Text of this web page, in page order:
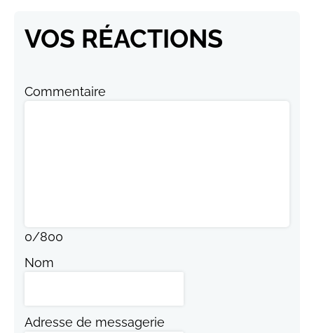
VOS RÉACTIONS
Commentaire
0/800
Nom
Adresse de messagerie